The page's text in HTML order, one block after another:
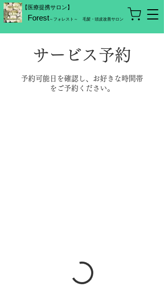
【医療提携サロン】
Forest ～フォレスト～ 毛髪・頭皮改善サロン
サービス予約
予約可能日を確認し、お好きな時間帯
をご予約ください。